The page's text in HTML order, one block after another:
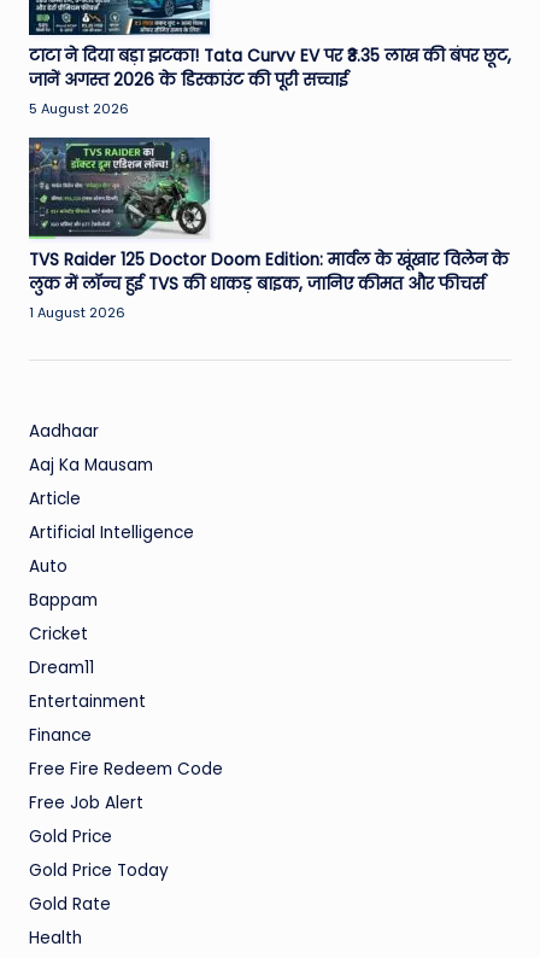
टाटा ने दिया बड़ा झटका! Tata Curvv EV पर ₹3.35 लाख की बंपर छूट,
जानें अगस्त 2026 के डिस्काउंट की पूरी सच्चाई
5 August 2026
TVS Raider 125 Doctor Doom Edition: मार्वल के खूंखार विलेन के
लुक में लॉन्च हुई TVS की धाकड़ बाइक, जानिए कीमत और फीचर्स
1 August 2026
Aadhaar
Aaj Ka Mausam
Article
Artificial Intelligence
Auto
Bappam
Cricket
Dream11
Entertainment
Finance
Free Fire Redeem Code
Free Job Alert
Gold Price
Gold Price Today
Gold Rate
Health